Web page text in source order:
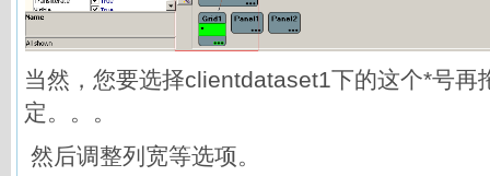
当然，您要选择clientdataset1下的这个*号再
定。。。
然后调整列宽等选项。